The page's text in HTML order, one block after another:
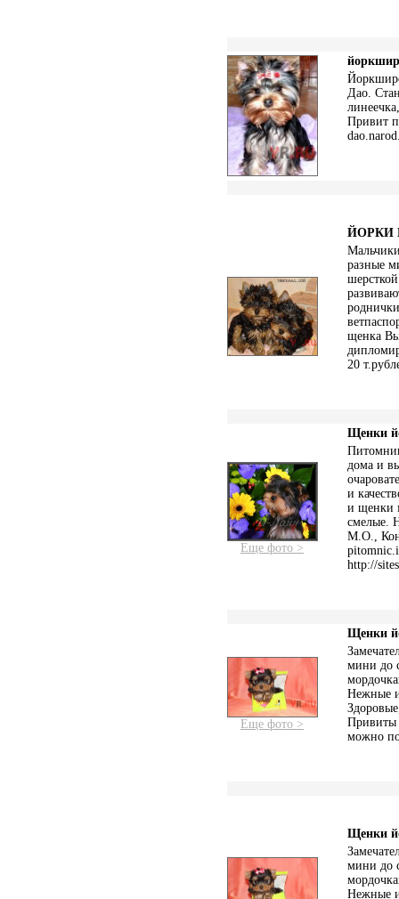
Дао.
Привит
ЙОРКИ
разные
щенка
20
Еще фото >
Щенки
дома и
и
и щенки
смелые.
М.О.,
http://
Еще фото >
Щенки
мини до
Нежные и
Привиты
можно
Щенки
мини до
Нежные и